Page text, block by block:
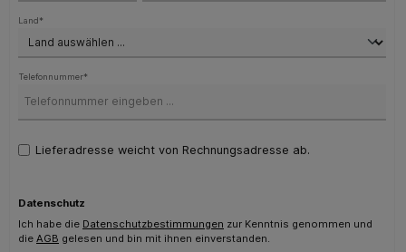
Land*
Telefonnummer*
Lieferadresse weicht von Rechnungsadresse ab.
Datenschutz
Ich habe die Datenschutzbestimmungen zur Kenntnis genommen und
die AGB gelesen und bin mit ihnen einverstanden.